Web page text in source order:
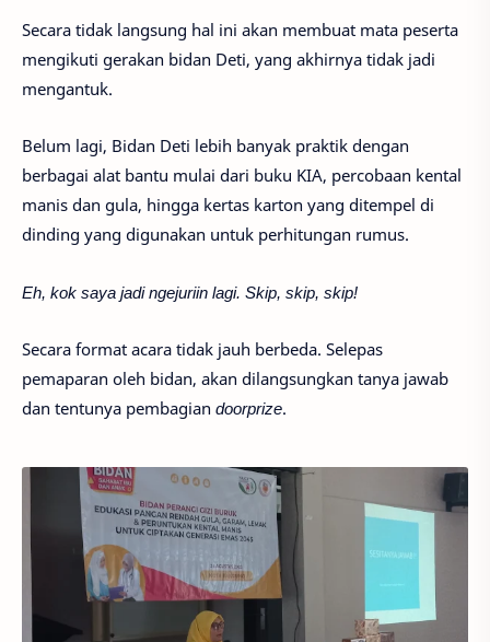
Secara tidak langsung hal ini akan membuat mata peserta
mengikuti gerakan bidan Deti, yang akhirnya tidak jadi
mengantuk.
Belum lagi, Bidan Deti lebih banyak praktik dengan
berbagai alat bantu mulai dari buku KIA, percobaan kental
manis dan gula, hingga kertas karton yang ditempel di
dinding yang digunakan untuk perhitungan rumus.
Eh, kok saya jadi ngejuriin lagi. Skip, skip, skip!
Secara format acara tidak jauh berbeda. Selepas
pemaparan oleh bidan, akan dilangsungkan tanya jawab
dan tentunya pembagian doorprize.